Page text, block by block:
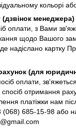
кольорі або
менеджера)
оплати, з Вами
щодо Вашого
надіслано картку
(для
оплати,
спосіб отримання
платіжки нам
(068) 685-15-98 або